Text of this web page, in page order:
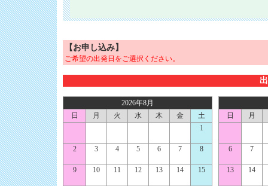
【お申し込み】
ご希望の出発日をご選択ください。
2026年8月
日
月 火 水 木 金
土
1
2 3 4 5 6 7 8
9 10 11 12 13 14 15
日 月
6 7
13 14